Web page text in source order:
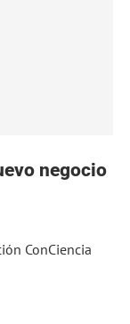
negocio
ConCiencia